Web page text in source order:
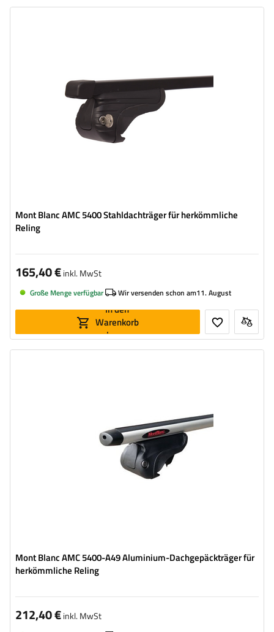
Mont Blanc AMC 5400 Stahldachträger für herkömmliche
Reling
165,40 €inkl. MwSt
Große Menge verfügbar Wir versenden schon am11. August
In den
Warenkorb
legen
Mont Blanc AMC 5400-A49 Aluminium-Dachgepäckträger für
herkömmliche Reling
212,40 €inkl. MwSt